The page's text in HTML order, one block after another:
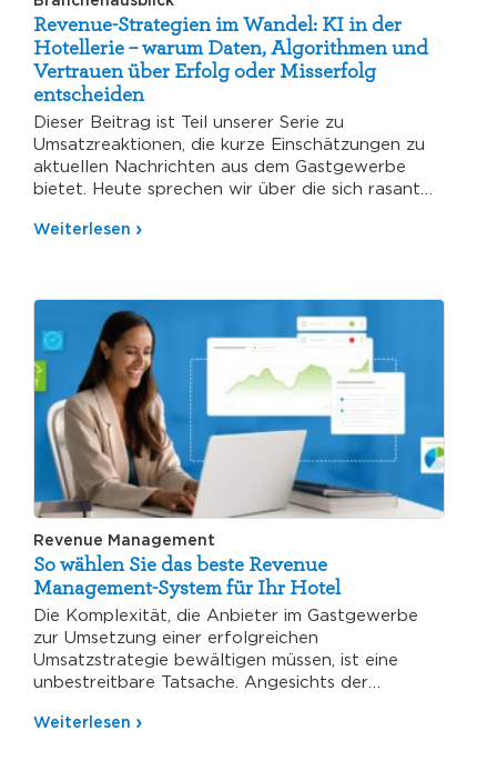
Revenue-Strategien im Wandel: KI in der
Hotellerie – warum Daten, Algorithmen und
Vertrauen über Erfolg oder Misserfolg
entscheiden
Dieser Beitrag ist Teil unserer Serie zu
Umsatzreaktionen, die kurze Einschätzungen zu
aktuellen Nachrichten aus dem Gastgewerbe
bietet. Heute sprechen wir über die sich rasant…
Weiterlesen
Revenue Management
So wählen Sie das beste Revenue
Management-System für Ihr Hotel
Die Komplexität, die Anbieter im Gastgewerbe
zur Umsetzung einer erfolgreichen
Umsatzstrategie bewältigen müssen, ist eine
unbestreitbare Tatsache. Angesichts der
Weiterlesen